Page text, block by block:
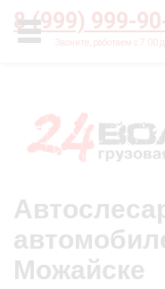
8 (999) 999-
Главная О нас
Можайске